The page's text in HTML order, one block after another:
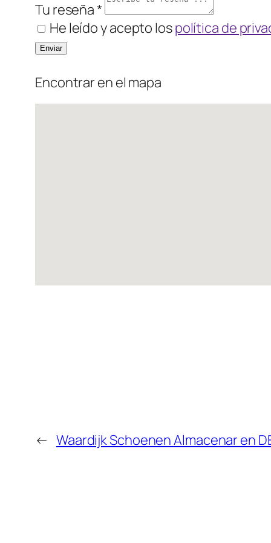
Tu reseña *
He leído y acepto lospolítica de
Encontrar en el mapa
← Waardijk SchoenenAlmacenar en